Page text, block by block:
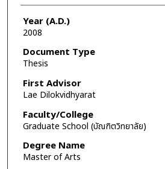
Year (A.D.)
2008
Document Type
Thesis
First Advisor
Lae Dilokvidhyarat
Faculty/College
Graduate School (บัณฑิตวิทยาลัย)
Degree Name
Master of Arts